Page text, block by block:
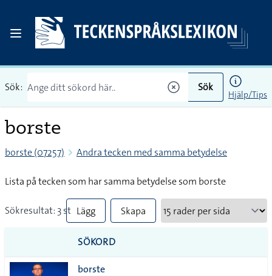
Sök: Sök
Hjälp/Tips
borste
borste (07257) Andra tecken med samma betydelse
Lista på tecken som har samma betydelse som borste
Sökresultat: 3 st Lägg
till
alla i
Skapa
SÖKORD
borste